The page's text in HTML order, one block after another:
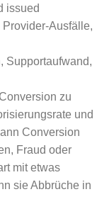
issued
Ausfälle,
Supportaufwand,
zu
und
Conversion
Fraud oder
mit etwas
sie Abbrüche in